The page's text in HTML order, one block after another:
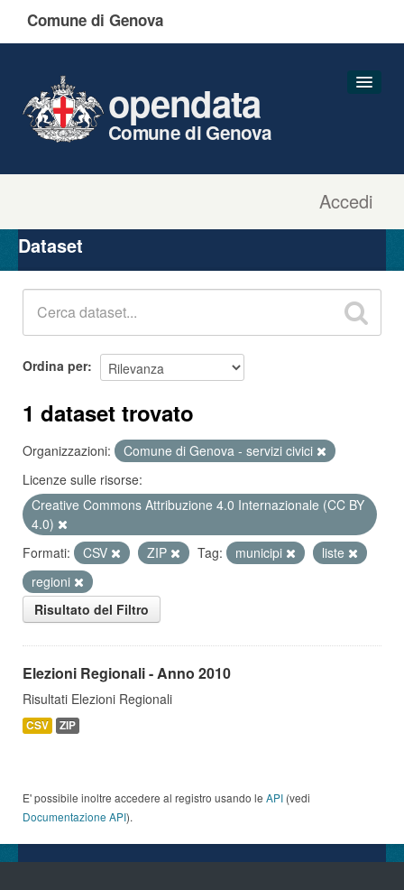
Comune di Genova
Accedi
opendata
Comune di Genova
Organizzazioni
Gruppi
Dataset
Ordina per
1 dataset trovato
Organizzazioni:
Comune di Genova - servizi civici
Licenze sulle risorse:
Creative Commons Attribuzione 4.0 Internazionale (CC BY
4.0)
Formati:
CSV ZIP Tag: municipi
liste
regioni
Risultato del Filtro
Elezioni Regionali - Anno 2010
Risultati Elezioni Regionali
CSV ZIP
E' possibile inoltre accedere al registro usando le API (vedi
Documentazione API).